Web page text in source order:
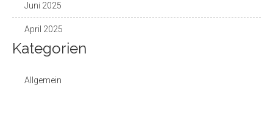
Juni 2025
April 2025
Kategorien
Allgemein